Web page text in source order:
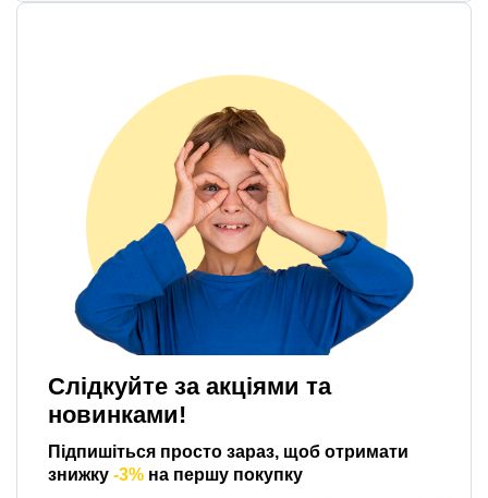
Слідкуйте за акціями та
новинками!
Підпишіться просто зараз, щоб отримати
знижку -3% на першу покупку